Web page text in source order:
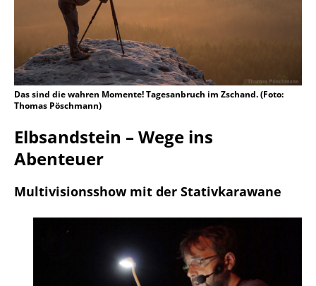
Das sind die wahren Momente! Tagesanbruch im Zschand. (Foto:
Thomas Pöschmann)
Elbsandstein – Wege ins
Abenteuer
Multivisionsshow mit der Stativkarawane